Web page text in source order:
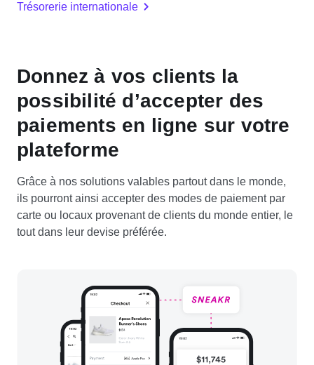
Trésorerie internationale
Donnez à vos clients la
possibilité d’accepter des
paiements en ligne sur votre
plateforme
Grâce à nos solutions valables partout dans le monde,
ils pourront ainsi accepter des modes de paiement par
carte ou locaux provenant de clients du monde entier, le
tout dans leur devise préférée.